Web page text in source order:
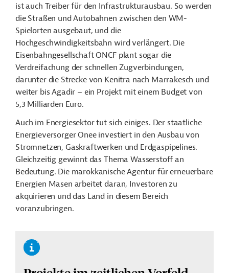
ist auch Treiber für den Infrastrukturausbau. So werden
die Straßen und Autobahnen zwischen den WM-
Spielorten ausgebaut, und die
Hochgeschwindigkeitsbahn wird verlängert. Die
Eisenbahngesellschaft ONCF plant sogar die
Verdreifachung der schnellen Zugverbindungen,
darunter die Strecke von Kenitra nach Marrakesch und
weiter bis Agadir – ein Projekt mit einem Budget von
5,3 Milliarden Euro.
Auch im Energiesektor tut sich einiges. Der staatliche
Energieversorger Onee investiert in den Ausbau von
Stromnetzen, Gaskraftwerken und Erdgaspipelines.
Gleichzeitig gewinnt das Thema Wasserstoff an
Bedeutung. Die marokkanische Agentur für erneuerbare
Energien Masen arbeitet daran, Investoren zu
akquirieren und das Land in diesem Bereich
voranzubringen.